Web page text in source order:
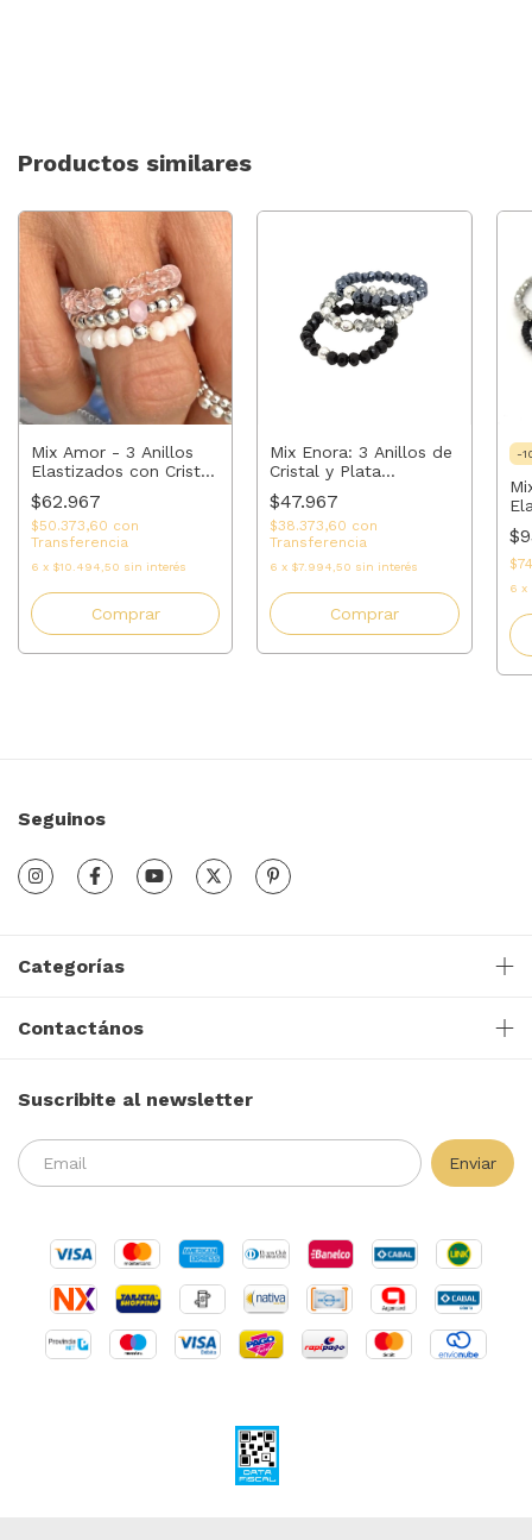
Productos similares
Mix Amor - 3 Anillos
Elastizados con Cristal,
cuarzo rosa y Plata |
AMALO
$62.967
$50.373,60 con
Transferencia
6 x $10.494,50 sin interés
Comprar
Mix Enora: 3 Anillos de
Cristal y Plata
Elastizados | AMALO
$47.967
$38.373,60 con
Transferencia
6 x $7.994,50 sin interés
Comprar
-
6 x
Seguinos
Categorías
Contactános
Suscribite al newsletter